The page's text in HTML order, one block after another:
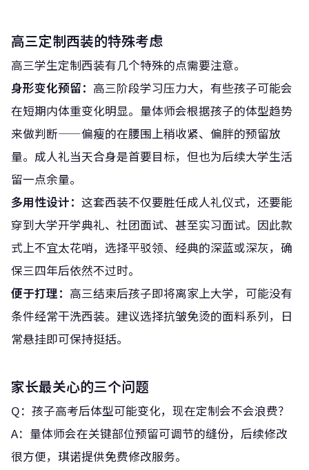
高三定制西装的特殊考虑
高三学生定制西装有几个特殊的点需要注意。
身形变化预留： 高三阶段学习压力大，有些孩子可能会
在短期内体重变化明显。量体师会根据孩子的体型趋势
来做判断——偏瘦的在腰围上稍收紧、偏胖的预留放
量。成人礼当天合身是首要目标，但也为后续大学生活
留一点余量。
多用性设计： 这套西装不仅要胜任成人礼仪式，还要能
穿到大学开学典礼、社团面试、甚至实习面试。因此款
式上不宜太花哨，选择平驳领、经典的深蓝或深灰，确
保三四年后依然不过时。
便于打理： 高三结束后孩子即将离家上大学，可能没有
条件经常干洗西装。建议选择抗皱免烫的面料系列，日
常悬挂即可保持挺括。
家长最关心的三个问题
Q：孩子高考后体型可能变化，现在定制会不会浪费？
A：量体师会在关键部位预留可调节的缝份，后续修改
很方便，琪诺提供免费修改服务。